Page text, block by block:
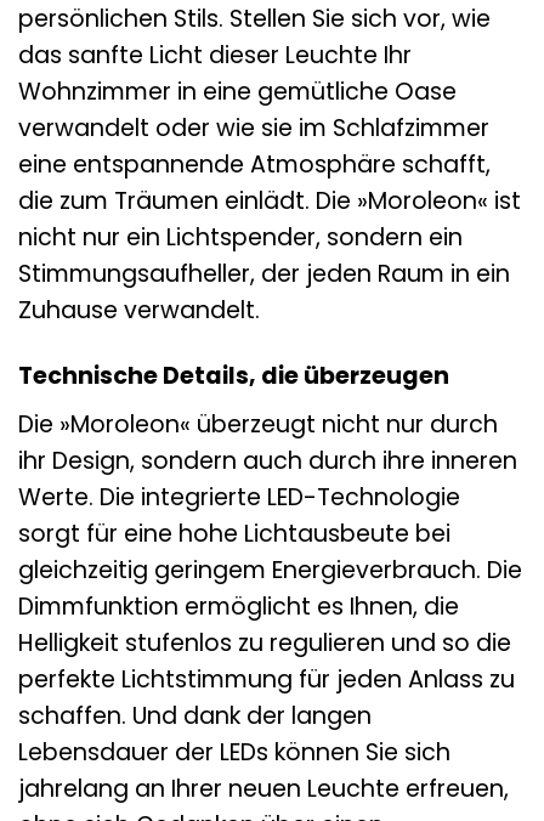
persönlichen Stils. Stellen Sie sich vor, wie
das sanfte Licht dieser Leuchte Ihr
Wohnzimmer in eine gemütliche Oase
verwandelt oder wie sie im Schlafzimmer
eine entspannende Atmosphäre schafft,
die zum Träumen einlädt. Die »Moroleon« ist
nicht nur ein Lichtspender, sondern ein
Stimmungsaufheller, der jeden Raum in ein
Zuhause verwandelt.
Technische Details, die überzeugen
Die »Moroleon« überzeugt nicht nur durch
ihr Design, sondern auch durch ihre inneren
Werte. Die integrierte LED-Technologie
sorgt für eine hohe Lichtausbeute bei
gleichzeitig geringem Energieverbrauch. Die
Dimmfunktion ermöglicht es Ihnen, die
Helligkeit stufenlos zu regulieren und so die
perfekte Lichtstimmung für jeden Anlass zu
schaffen. Und dank der langen
Lebensdauer der LEDs können Sie sich
jahrelang an Ihrer neuen Leuchte erfreuen,